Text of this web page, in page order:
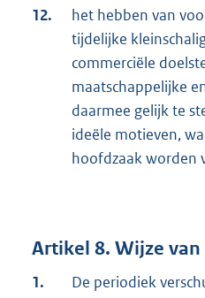
12.
het hebben van
tijdelijke
commerciële
maatschappelijke
daarmee gelijk te
ideële motieven,
hoofdzaak worden
Artikel 8. Wijze
1.
De periodiek